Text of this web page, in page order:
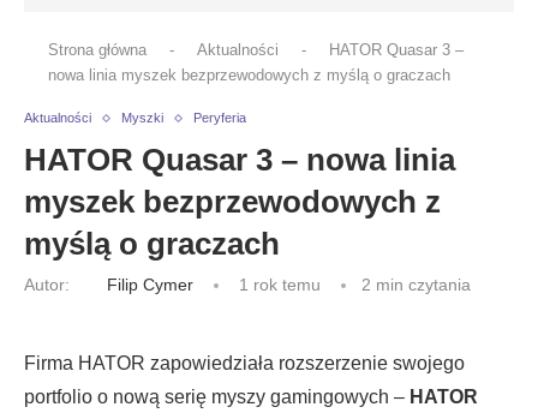
Strona główna - Aktualności -
HATOR Quasar 3 –
nowa linia myszek bezprzewodowych z myślą o graczach
Aktualności Myszki Peryferia
HATOR Quasar 3 – nowa linia
myszek bezprzewodowych z
myślą o graczach
Autor: Filip Cymer 1 rok temu 2 min czytania
Firma HATOR zapowiedziała rozszerzenie swojego
portfolio o nową serię myszy gamingowych – HATOR